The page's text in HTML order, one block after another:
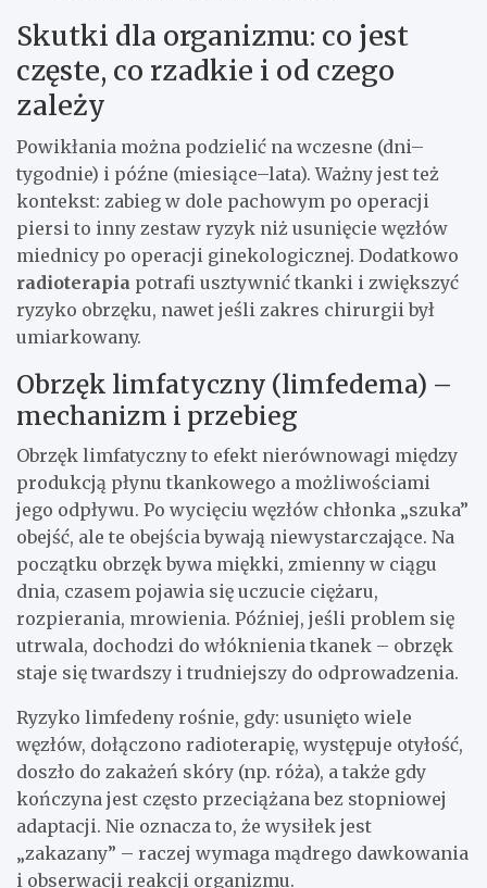
Skutki dla organizmu: co jest
częste, co rzadkie i od czego
zależy
Powikłania można podzielić na wczesne (dni–
tygodnie) i późne (miesiące–lata). Ważny jest też
kontekst: zabieg w dole pachowym po operacji
piersi to inny zestaw ryzyk niż usunięcie węzłów
miednicy po operacji ginekologicznej. Dodatkowo
radioterapia potrafi usztywnić tkanki i zwiększyć
ryzyko obrzęku, nawet jeśli zakres chirurgii był
umiarkowany.
Obrzęk limfatyczny (limfedema) –
mechanizm i przebieg
Obrzęk limfatyczny to efekt nierównowagi między
produkcją płynu tkankowego a możliwościami
jego odpływu. Po wycięciu węzłów chłonka „szuka”
obejść, ale te obejścia bywają niewystarczające. Na
początku obrzęk bywa miękki, zmienny w ciągu
dnia, czasem pojawia się uczucie ciężaru,
rozpierania, mrowienia. Później, jeśli problem się
utrwala, dochodzi do włóknienia tkanek – obrzęk
staje się twardszy i trudniejszy do odprowadzenia.
Ryzyko limfedeny rośnie, gdy: usunięto wiele
węzłów, dołączono radioterapię, występuje otyłość,
doszło do zakażeń skóry (np. róża), a także gdy
kończyna jest często przeciążana bez stopniowej
adaptacji. Nie oznacza to, że wysiłek jest
„zakazany” – raczej wymaga mądrego dawkowania
i obserwacji reakcji organizmu.